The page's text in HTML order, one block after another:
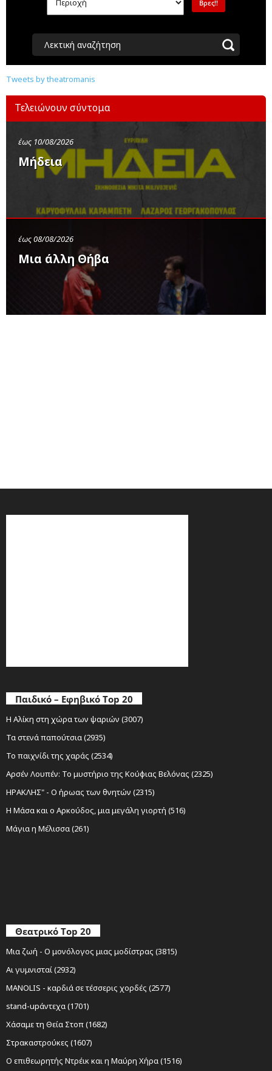
Λεκτική αναζήτηση
Tweets by theatromanis
Τελειώνουν σύντομα
έως 10/08/2026
Μήδεια
έως 08/08/2026
Μια άλλη Θήβα
Παιδικό – Εφηβικό Top 20
Η Αλίκη στη χώρα των ψαριών (3007)
Τα στενά παπούτσια (2935)
Το παιχνίδι της χαράς (2534)
Αρσέν Λουπέν: Το μυστήριο της Κούφιας Βελόνας (2325)
ΗΡΑΚΛΗΣ" - Ο ήρωας των θνητών (2315)
Η Μάσα και ο Αρκούδος, μια μεγάλη γιορτή (516)
Μάγια η Μέλισσα (261)
Θεατρικό Top 20
Μια ζωή - Ο μονόλογος μιας μοδίστρας (3815)
Αι γυμνισταί (2932)
MANOLIS - καρδιά σε τέσσερις χορδές (2577)
stand-upάντεχα (1701)
Χάσαμε τη Θεία Στοπ (1682)
Στρακαστρούκες (1607)
Ο επιθεωρητής Ντρέικ και η Μαύρη Χήρα (1516)